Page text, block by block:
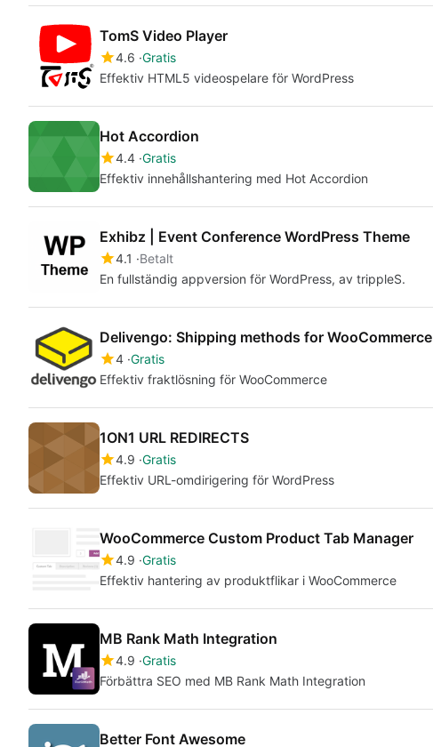
TomS Video Player
4.6 Gratis
Effektiv HTML5 videospelare för WordPress
Hot Accordion
4.4 Gratis
Effektiv innehållshantering med Hot Accordion
Exhibz | Event Conference WordPress Theme
4.1
Betalt
En fullständig appversion för WordPress, av trippleS.
Delivengo: Shipping methods for WooCommerce
4 Gratis
Effektiv fraktlösning för WooCommerce
1ON1 URL REDIRECTS
4.9 Gratis
Effektiv URL-omdirigering för WordPress
WooCommerce Custom Product Tab Manager
4.9 Gratis
Effektiv hantering av produktflikar i WooCommerce
MB Rank Math Integration
4.9 Gratis
Förbättra SEO med MB Rank Math Integration
Better Font Awesome